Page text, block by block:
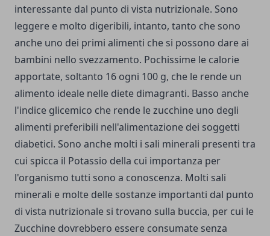
interessante dal punto di vista nutrizionale. Sono
leggere e molto digeribili, intanto, tanto che sono
anche uno dei primi alimenti che si possono dare ai
bambini nello svezzamento. Pochissime le calorie
apportate, soltanto 16 ogni 100 g, che le rende un
alimento ideale nelle diete dimagranti. Basso anche
l'indice glicemico che rende le zucchine uno degli
alimenti preferibili nell'alimentazione dei soggetti
diabetici. Sono anche molti i sali minerali presenti tra
cui spicca il Potassio della cui importanza per
l'organismo tutti sono a conoscenza. Molti sali
minerali e molte delle sostanze importanti dal punto
di vista nutrizionale si trovano sulla buccia, per cui le
Zucchine dovrebbero essere consumate senza